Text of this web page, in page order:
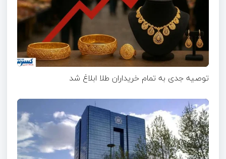
توصیه جدی به تمام خریداران طلا ابلاغ شد